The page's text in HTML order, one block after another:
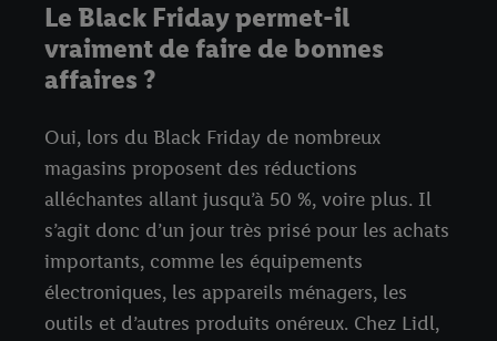
Le Black Friday permet-il
vraiment de faire de bonnes
affaires ?
Oui, lors du Black Friday de nombreux
magasins proposent des réductions
alléchantes allant jusqu’à 50 %, voire plus. Il
s’agit donc d’un jour très prisé pour les achats
importants, comme les équipements
électroniques, les appareils ménagers, les
outils et d’autres produits onéreux. Chez Lidl,